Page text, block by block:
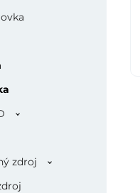
zdroj